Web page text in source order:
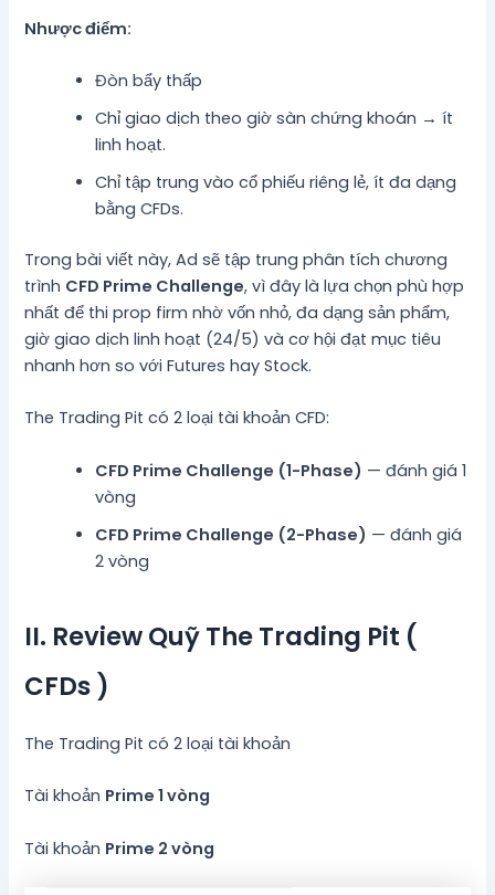
Nhược điểm:
Đòn bẩy thấp
Chỉ giao dịch theo giờ sàn chứng khoán → ít
linh hoạt.
Chỉ tập trung vào cổ phiếu riêng lẻ, ít đa dạng
bằng CFDs.
Trong bài viết này, Ad sẽ tập trung phân tích chương
trình CFD Prime Challenge, vì đây là lựa chọn phù hợp
nhất để thi prop firm nhờ vốn nhỏ, đa dạng sản phẩm,
giờ giao dịch linh hoạt (24/5) và cơ hội đạt mục tiêu
nhanh hơn so với Futures hay Stock.
The Trading Pit có 2 loại tài khoản CFD:
CFD Prime Challenge (1-Phase) — đánh giá 1
vòng
CFD Prime Challenge (2-Phase) — đánh giá
2 vòng
II. Review Quỹ The Trading Pit (
CFDs )
The Trading Pit có 2 loại tài khoản
Tài khoản Prime 1 vòng
Tài khoản Prime 2 vòng